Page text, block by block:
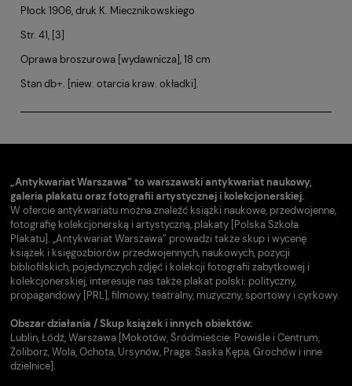
Płock 1906, druk K. Miecznikowskiego
Str. 41, [3]
Oprawa broszurowa [wydawnicza], 18 cm
Stan db+. [niew. otarcia kraw. okładki].
„Antykwariat Warszawa” to warszawski antykwariat naukowy,
galeria plakatu oraz fotografii artystycznej i kolekcjonerskiej.
W ofercie antykwariatu można znaleźć książki naukowe, przedwojenne,
fotografię kolekcjonerską i artystyczną, plakaty [Polska Szkoła
Plakatu]. „Antykwariat Warszawa” prowadzi także skup i wycenę
książek i księgozbiorów przedwojennych, naukowych, pozycji
bibliofilskich, pojedynczych zdjęć i kolekcji fotografii zabytkowej i
kolekcjonerskiej, interesuje nas także plakat polski: polityczny,
propagandowy [PRL], filmowy, teatralny, muzyczny, sportowy i cyrkowy.
Obszar działania / Skup książek i innych obiektów:
Lublin, Łódź, Warszawa [Mokotów, Śródmieście: Powiśle i Centrum,
Żoliborz, Wola, Ochota, Ursynów, Praga: Saska Kępa, Grochów i inne
dzielnice].